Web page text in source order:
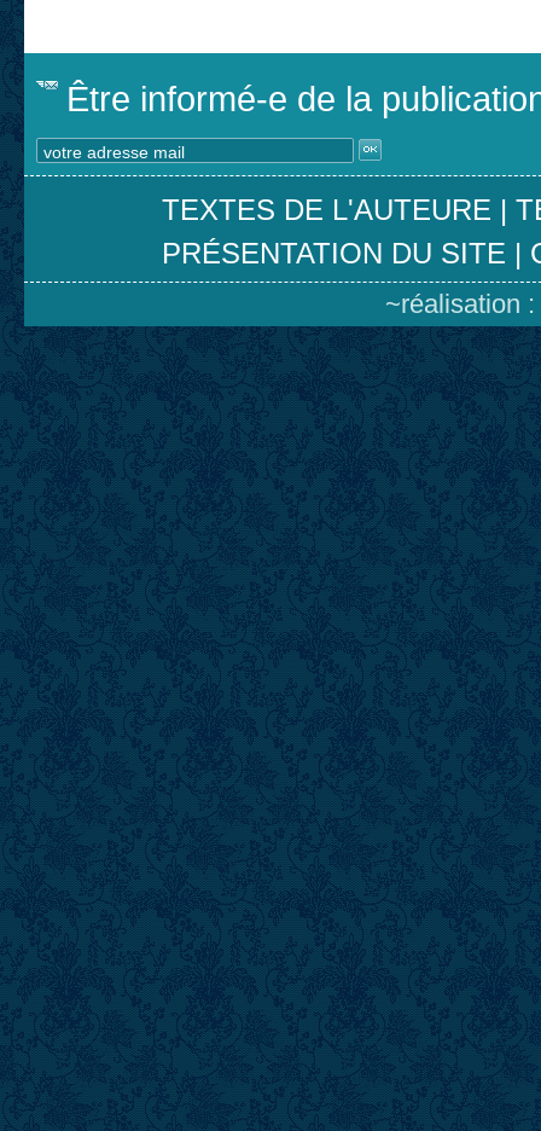
Être informé-e de la
TEXTES DE L'AUTEURE |
PRÉSENTATION DU SITE |
~réalisation